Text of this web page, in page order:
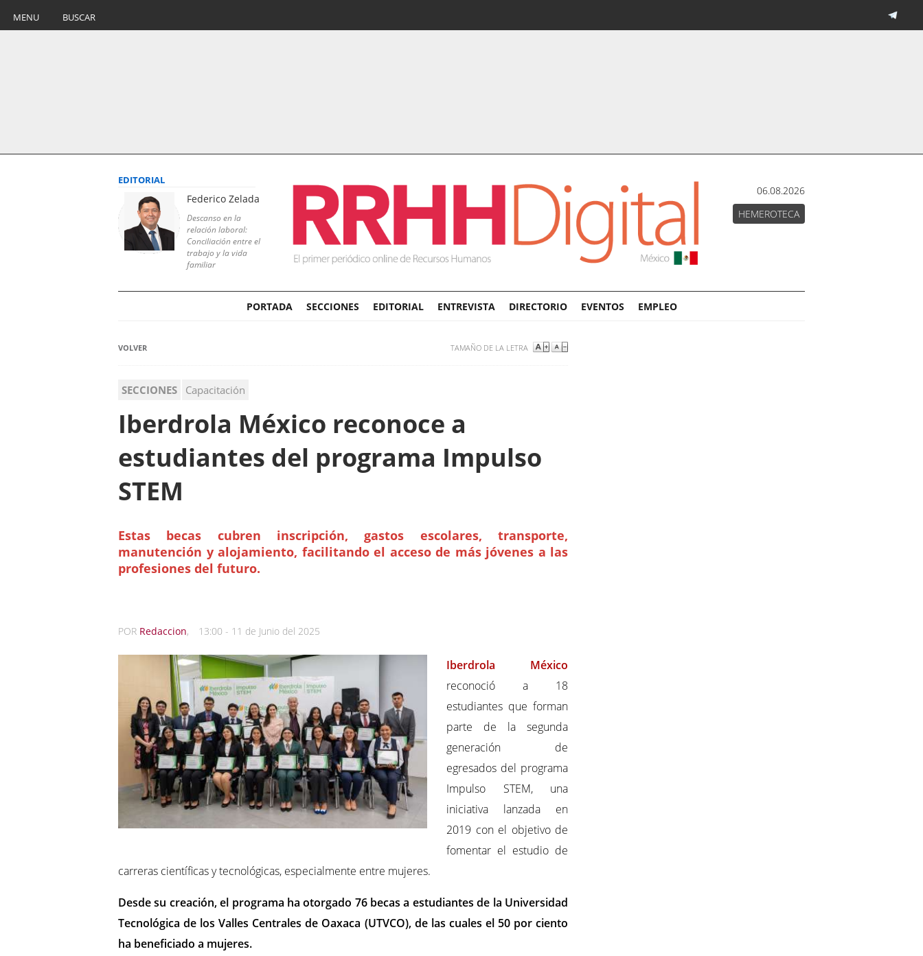
MENU BUSCAR
EDITORIAL
Federico Zelada
Descanso en la
relación laboral:
Conciliación entre el
trabajo y la vida
familiar
06.08.2026
HEMEROTECA
PORTADA SECCIONES EDITORIAL ENTREVISTA DIRECTORIO EVENTOS EMPLEO
VOLVER TAMAÑO DE LA LETRA
SECCIONES Capacitación
Iberdrola México reconoce a
estudiantes del programa Impulso
STEM
Estas becas cubren inscripción, gastos escolares, transporte,
manutención y alojamiento, facilitando el acceso de más jóvenes a las
profesiones del futuro.
POR Redaccion, 13:00 - 11 de Junio del 2025
Iberdrola México
reconoció a 18
estudiantes que forman
parte de la segunda
generación de
egresados del programa
Impulso STEM, una
iniciativa lanzada en
2019 con el objetivo de
fomentar el estudio de
carreras científicas y tecnológicas, especialmente entre mujeres.
Desde su creación, el programa ha otorgado 76 becas a estudiantes de la Universidad
Tecnológica de los Valles Centrales de Oaxaca (UTVCO), de las cuales el 50 por ciento
ha beneficiado a mujeres.